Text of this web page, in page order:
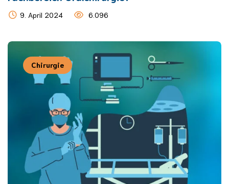
9. April 2024 6.096
Chirurgie